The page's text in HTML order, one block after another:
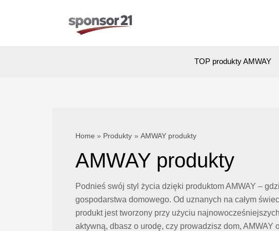
TOP produkty AMWAY
Home Produkty AMWAY produkty
AMWAY produkty
Podnieś swój styl życia dzięki produktom AMWAY –
gospodarstwa domowego. Od uznanych na całym
produkt jest tworzony przy użyciu
aktywną, dbasz o urodę, czy prowadzisz dom,